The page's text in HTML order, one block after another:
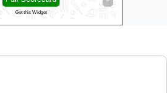
Get this Widget